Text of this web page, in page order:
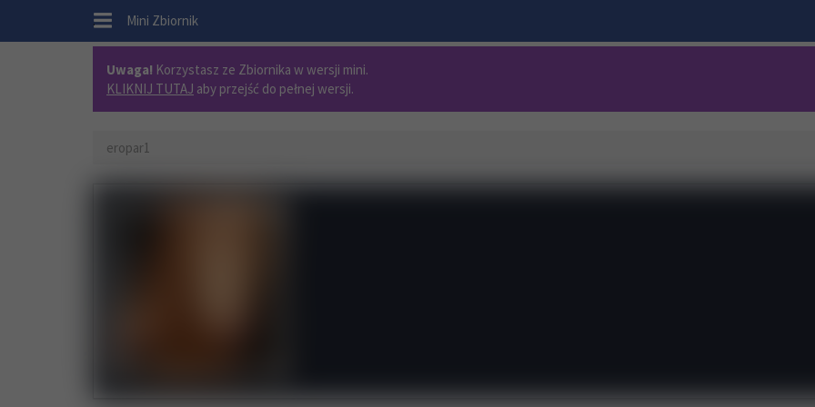
. Mini Zbiornik
Uwaga! Korzystasz ze Zbiornika w wersji mini.
KLIKNIJ TUTAJ aby przejść do pełnej wersji.
eropar1